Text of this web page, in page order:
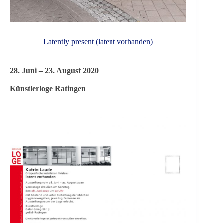
Latently present (latent vorhanden)
28. Juni – 23. August 2020
Künstlerloge Ratingen